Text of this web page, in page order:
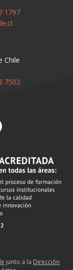
1797
Chile
7502
junto a la Dirección